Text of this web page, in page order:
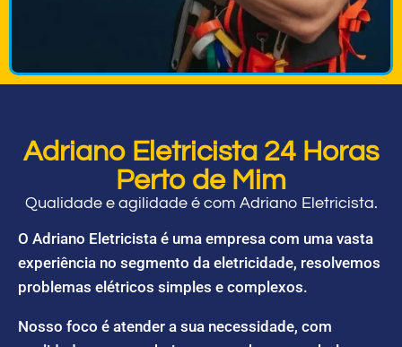
Adriano Eletricista 24 Horas
Perto de Mim
Qualidade e agilidade é com Adriano Eletricista.
O Adriano Eletricista é uma empresa com uma vasta
experiência no segmento da eletricidade, resolvemos
problemas elétricos simples e complexos.
Nosso foco é atender a sua necessidade, com